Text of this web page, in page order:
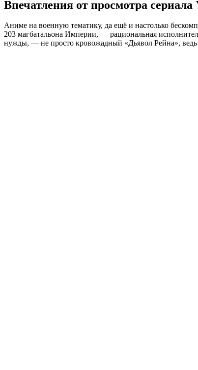
Впечатления от просмотра
Аниме на военную тематику, да ещё и настолько
203 магбатальона Империи, — рациональная
нужды, — не просто кровожадный «Дьявол Рейна», ведь